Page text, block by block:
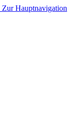
Zur Hauptnavigation